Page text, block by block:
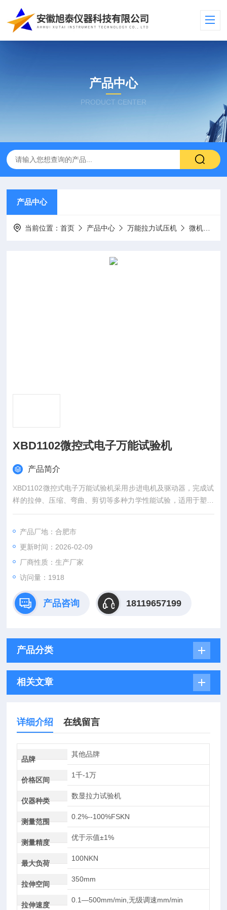
产品中心
PRODUCT CENTER
产品中心
当前位置：首页 产品中心 万能拉力试压机 微机单臂电子万能试压机
XBD1102微控式电子万能试验机
产品简介
XBD1102微控式电子万能试验机采用步进电机及驱动器，完成试
样的拉伸、压缩、弯曲、剪切等多种力学性能试验，适用于塑料
薄膜、复合膜、软质包装材料、胶粘剂、胶粘带、不干胶、橡
校、大专院校、工矿企业、技术监督、商检仲裁等部门的理想测
试设备。
产品厂地：合肥市
更新时间：2026-02-09
厂商性质：生产厂家
访问量：1918
产品咨询 18119657199
产品分类
相关文章
详细介绍 在线留言
品牌
其他品牌
价格区间
1千-1万
仪器种类
数显拉力试验机
测量范围
0.2%--100%FSKN
测量精度
优于示值±1%
最大负荷
100NKN
拉伸空间
350mm
拉伸速度
0.1—500mm/min,无级调速mm/min